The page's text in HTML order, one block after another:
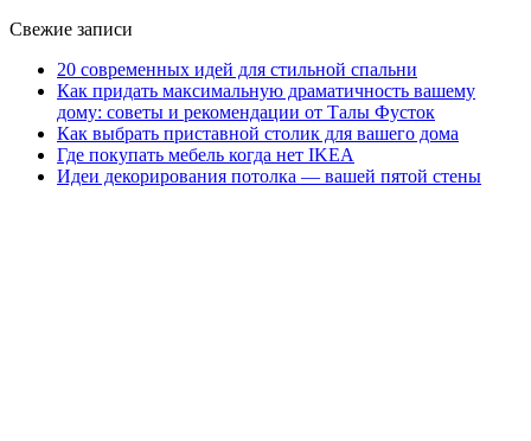
Свежие записи
20 современных идей для стильной спальни
Как придать максимальную драматичность вашему
дому: советы и рекомендации от Талы Фусток
Как выбрать приставной столик для вашего дома
Где покупать мебель когда нет IKEA
Идеи декорирования потолка — вашей пятой стены